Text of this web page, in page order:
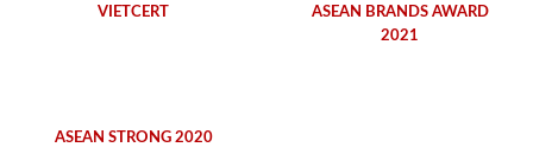
VIETCERT
ASEAN BRANDS AWARD
2021
ASEAN STRONG 2020